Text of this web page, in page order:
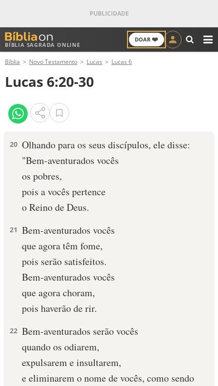
BÍBLIA SAGRADA ONLINE
DOAR ❤️
ANTIGO TESTAMENTO
NOVO TESTAMENTO
VERSÍCULOS
PALAVRA DO DIA
SALMO DO DIA
DEVOCIONAL DIÁRIO
10 MANDAMENTOS
ESTUDOS BÍBLICOS
TEMAS
PERGUNTE À BÍBLIA IA
TERMO BÍBLICO JOGOS
Bíblia Novo Testamento Lucas Lucas 6
Lucas 6:20-30
20 Olhando para os seus discípulos, ele disse:
"Bem-aventurados vocês
os pobres,
pois a vocês pertence
o Reino de Deus.
21 Bem-aventurados vocês
que agora têm fome,
pois serão satisfeitos.
Bem-aventurados vocês
que agora choram,
pois haverão de rir.
22 Bem-aventurados serão vocês
quando os odiarem,
expulsarem e insultarem,
e eliminarem o nome de vocês, como sendo